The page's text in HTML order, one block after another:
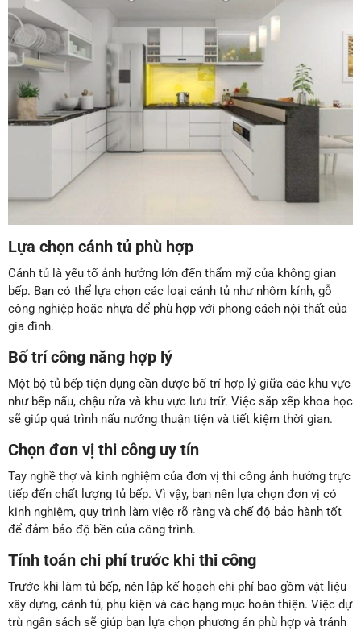
Lựa chọn cánh tủ phù hợp
Cánh tủ là yếu tố ảnh hưởng lớn đến thẩm mỹ của không gian
bếp. Bạn có thể lựa chọn các loại cánh tủ như nhôm kính, gỗ
công nghiệp hoặc nhựa để phù hợp với phong cách nội thất của
gia đình.
Bố trí công năng hợp lý
Một bộ tủ bếp tiện dụng cần được bố trí hợp lý giữa các khu vực
như bếp nấu, chậu rửa và khu vực lưu trữ. Việc sắp xếp khoa học
sẽ giúp quá trình nấu nướng thuận tiện và tiết kiệm thời gian.
Chọn đơn vị thi công uy tín
Tay nghề thợ và kinh nghiệm của đơn vị thi công ảnh hưởng trực
tiếp đến chất lượng tủ bếp. Vì vậy, bạn nên lựa chọn đơn vị có
kinh nghiệm, quy trình làm việc rõ ràng và chế độ bảo hành tốt
để đảm bảo độ bền của công trình.
Tính toán chi phí trước khi thi công
Trước khi làm tủ bếp, nên lập kế hoạch chi phí bao gồm vật liệu
xây dựng, cánh tủ, phụ kiện và các hạng mục hoàn thiện. Việc dự
trù ngân sách sẽ giúp bạn lựa chọn phương án phù hợp và tránh